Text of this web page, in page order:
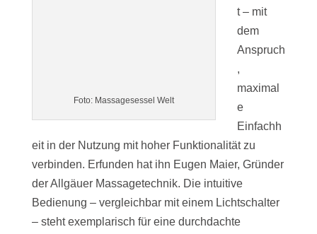
Foto: Massagesessel Welt
t – mit
dem
Anspruch
,
maximal
e
Einfachh
eit in der Nutzung mit hoher Funktionalität zu
verbinden. Erfunden hat ihn Eugen Maier, Gründer
der Allgäuer Massagetechnik. Die intuitive
Bedienung – vergleichbar mit einem Lichtschalter
– steht exemplarisch für eine durchdachte